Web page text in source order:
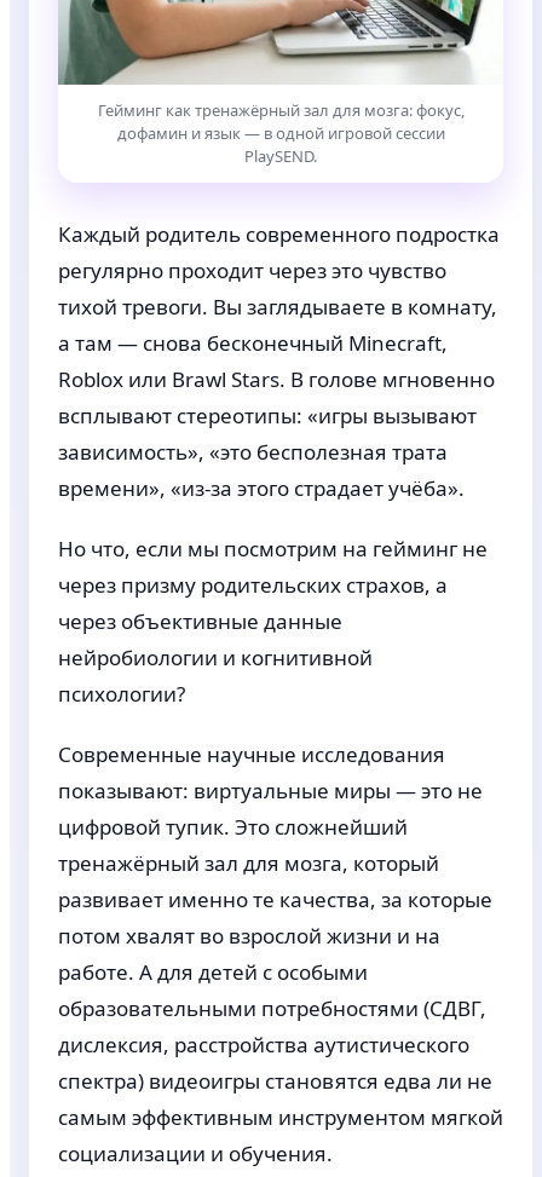
Гейминг как тренажёрный зал для мозга: фокус,
дофамин и язык — в одной игровой сессии
PlaySEND.
Каждый родитель современного подростка
регулярно проходит через это чувство
тихой тревоги. Вы заглядываете в комнату,
а там — снова бесконечный Minecraft,
Roblox или Brawl Stars. В голове мгновенно
всплывают стереотипы: «игры вызывают
зависимость», «это бесполезная трата
времени», «из-за этого страдает учёба».
Но что, если мы посмотрим на гейминг не
через призму родительских страхов, а
через объективные данные
нейробиологии и когнитивной
психологии?
Современные научные исследования
показывают: виртуальные миры — это не
цифровой тупик. Это сложнейший
тренажёрный зал для мозга, который
развивает именно те качества, за которые
потом хвалят во взрослой жизни и на
работе. А для детей с особыми
образовательными потребностями (СДВГ,
дислексия, расстройства аутистического
спектра) видеоигры становятся едва ли не
самым эффективным инструментом мягкой
социализации и обучения.